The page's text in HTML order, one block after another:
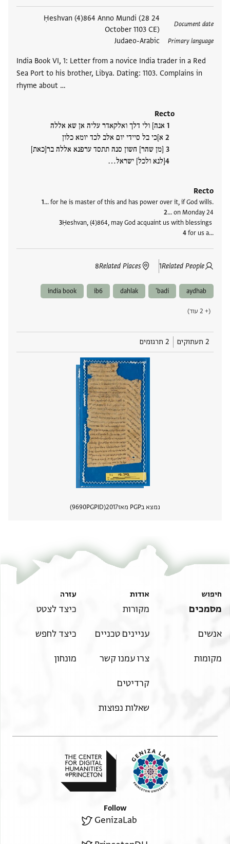
Document date
24 Ḥeshvan (4)864 Anno Mundi (28
October 1103 CE)
Primary language
Judaeo-Arabic
India Book VI, 1: Letter from a novice India trader in a Red
Sea Port to his brother, Libya. Dating: 1103. Complains in
rhyme about …
Recto
אנה] ולי דלך ואלקאדר עליה אן שא אללה
א]כי בל סיידי יום אלב לכד יומא כלון
[מן שהר] חשון סנה תתסד ערפנא אללה בר[כאת]
[לנא ולכל] ישראל‮…
Recto
… for he is master of this and has power over it, if God wills.
… on Monday 24
Ḥeshvan, (4)864, may God acquaint us with blessings
for us a‮…
Related People
1
Related Places
8
aydhab
badi'
dahlak
ib6
india book
(+ 2 עוד)
2 תעתוקים 2 תרגומים
נמצא בPGP מאז 2017
PGPID
9690
חיפוש
מסמכים
אנשים
מקומות
אודות
מקורות
עניינים טכניים
צרו עמנו קשר
קרדיטים
שאלות נפוצות
עזרה
כיצד לצטט
כיצד לחפש
מונחון
Follow
GenizaLab